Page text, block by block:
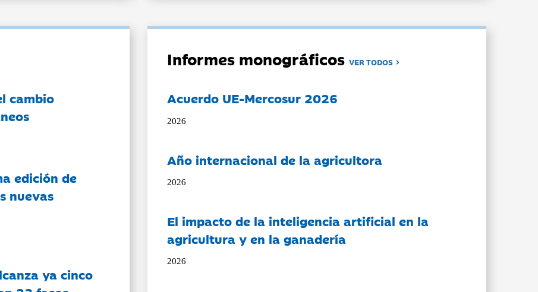
cambio
edición de
nuevas
ya cinco
Informes monográficosVER TODOS
Acuerdo UE-Mercosur 2026
2026
Año internacional de la agricultora
2026
El impacto de la inteligencia artificial en la
agricultura y en la ganadería
2026